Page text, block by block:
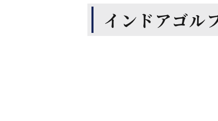
インドアゴル